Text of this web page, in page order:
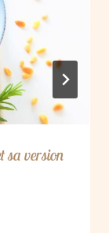
sa version